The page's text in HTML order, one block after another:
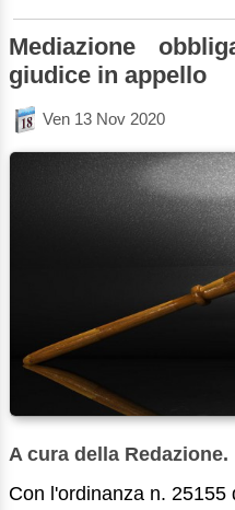
Mediazione
giudice in appello
Ven 13 Nov 2020
A cura della Redazione.
Con l'ordinanza n.